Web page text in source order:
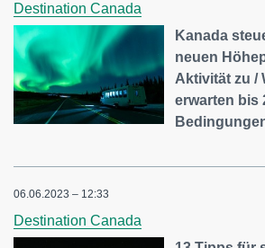
Destination Canada
Kanada
neuen
Aktivität zu /
erwarten bis
06.06.2023 – 12:33
Destination Canada